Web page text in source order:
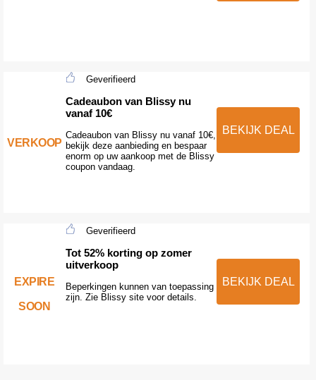
VERKOOP
Geverifieerd
Cadeaubon van Blissy nu
vanaf 10€
Cadeaubon van Blissy nu vanaf 10€,
bekijk deze aanbieding en bespaar
enorm op uw aankoop met de Blissy
coupon vandaag.
BEKIJK DEAL
EXPIRE
SOON
Geverifieerd
Tot 52% korting op zomer
uitverkoop
Beperkingen kunnen van toepassing
zijn. Zie Blissy site voor details.
BEKIJK DEAL